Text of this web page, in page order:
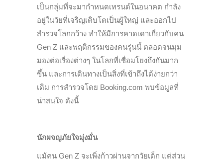
เป็นกลุ่มที่จะมากำหนดเทรนด์ในอนาคต กำลัง
อยู่ในวัยที่เจริญเติบโตเป็นผู้ใหญ่ และออกไป
สำรวจโลกกว้าง ทำให้มีการคาดเดาเกี่ยวกับคน
Gen Z และพฤติกรรมของคนรุ่นนี้ ตลอดจนมุม
มองต่อเรื่องต่างๆ ในโลกที่เชื่อมโยงถึงกันมาก
ขึ้น และการเดินทางเป็นสิ่งที่เข้าถึงได้ง่ายกว่า
เดิม การสำรวจโดย Booking.com พบข้อมูลที่
น่าสนใจ ดังนี้
นักผจญภัยใจมุ่งมั่น
แม้คน Gen Z จะเพิ่งก้าวผ่านจากวัยเด็ก แต่ส่วน